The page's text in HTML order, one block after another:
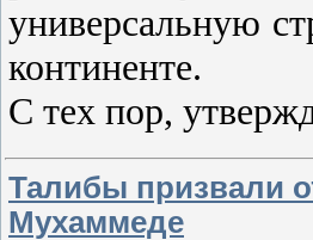
универсальную
континенте.
С тех пор,
Талибы призвали
Мухаммеде